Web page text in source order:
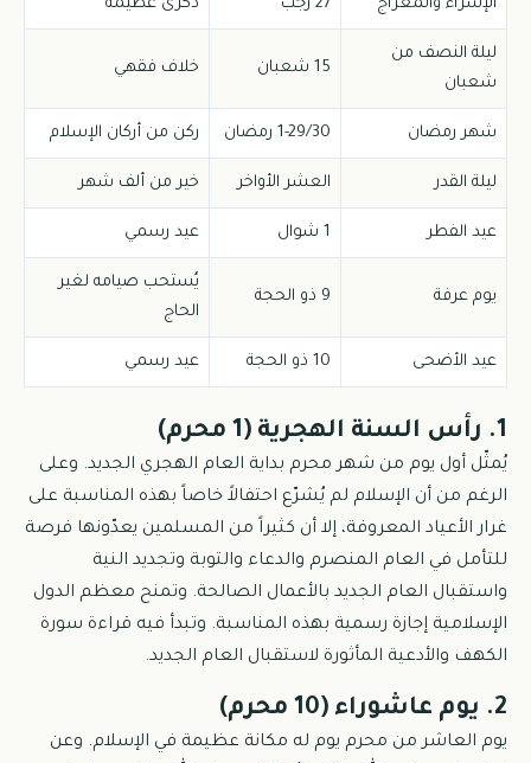
الإسراء والمعراج 27 رجب ذكرى عظيمة
ليلة النصف من
شعبان
15 شعبان خلاف فقهي
شهر رمضان 1-29/30 رمضان ركن من أركان الإسلام
ليلة القدر العشر الأواخر خير من ألف شهر
عيد الفطر 1 شوال عيد رسمي
يوم عرفة 9 ذو الحجة
يُستحب صيامه لغير
الحاج
عيد الأضحى 10 ذو الحجة عيد رسمي
1. رأس السنة الهجرية (1 محرم)
يُمثّل أول يوم من شهر محرم بداية العام الهجري الجديد. وعلى
الرغم من أن الإسلام لم يُشرّع احتفالاً خاصاً بهذه المناسبة على
غرار الأعياد المعروفة، إلا أن كثيراً من المسلمين يعدّونها فرصة
للتأمل في العام المنصرم والدعاء والتوبة وتجديد النية
واستقبال العام الجديد بالأعمال الصالحة. وتمنح معظم الدول
الإسلامية إجازة رسمية بهذه المناسبة. وتبدأ فيه قراءة سورة
الكهف والأدعية المأثورة لاستقبال العام الجديد.
2. يوم عاشوراء (10 محرم)
يوم العاشر من محرم يوم له مكانة عظيمة في الإسلام. وعن